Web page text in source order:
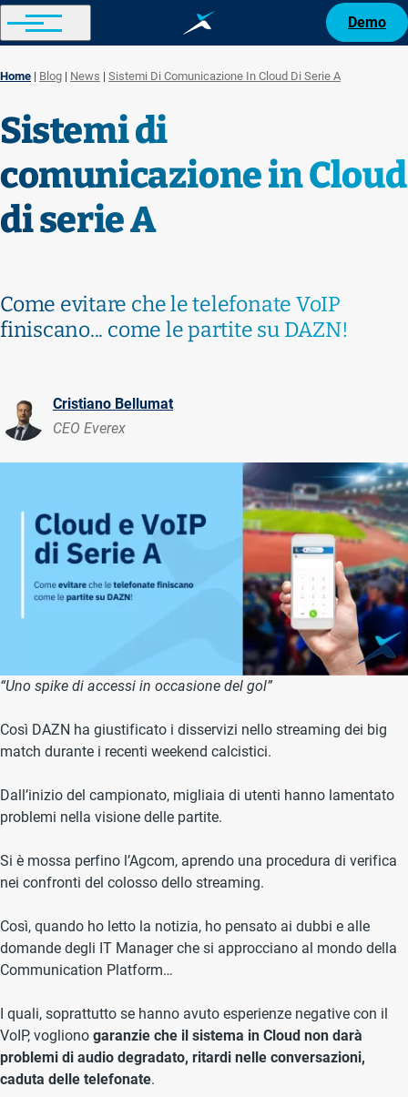
Demo
Breadcrumb
Home Blog News Sistemi Di Comunicazione In Cloud Di Serie A
Sistemi di
comunicazione in Cloud
di serie A
Come evitare che le telefonate VoIP
finiscano... come le partite su DAZN!
ImmagineCristiano Bellumat
CEO Everex
“Uno spike di accessi in occasione del gol”
Così DAZN ha giustificato i disservizi nello streaming dei big
match durante i recenti weekend calcistici.
Dall’inizio del campionato, migliaia di utenti hanno lamentato
problemi nella visione delle partite.
Si è mossa perfino l’Agcom, aprendo una procedura di verifica
nei confronti del colosso dello streaming.
Così, quando ho letto la notizia, ho pensato ai dubbi e alle
domande degli IT Manager che si approcciano al mondo della
Communication Platform…
I quali, soprattutto se hanno avuto esperienze negative con il
VoIP, vogliono garanzie che il sistema in Cloud non darà
problemi di audio degradato, ritardi nelle conversazioni,
caduta delle telefonate.